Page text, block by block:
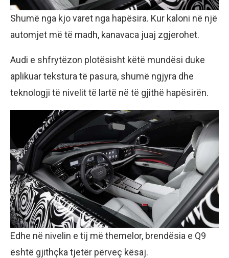
Shumë nga kjo varet nga hapësira. Kur kaloni në një
automjet më të madh, kanavaca juaj zgjerohet.
Audi e shfrytëzon plotësisht këtë mundësi duke
aplikuar tekstura të pasura, shumë ngjyra dhe
teknologji të nivelit të lartë në të gjithë hapësirën.
Edhe në nivelin e tij më themelor, brendësia e Q9
është gjithçka tjetër përveç kësaj.